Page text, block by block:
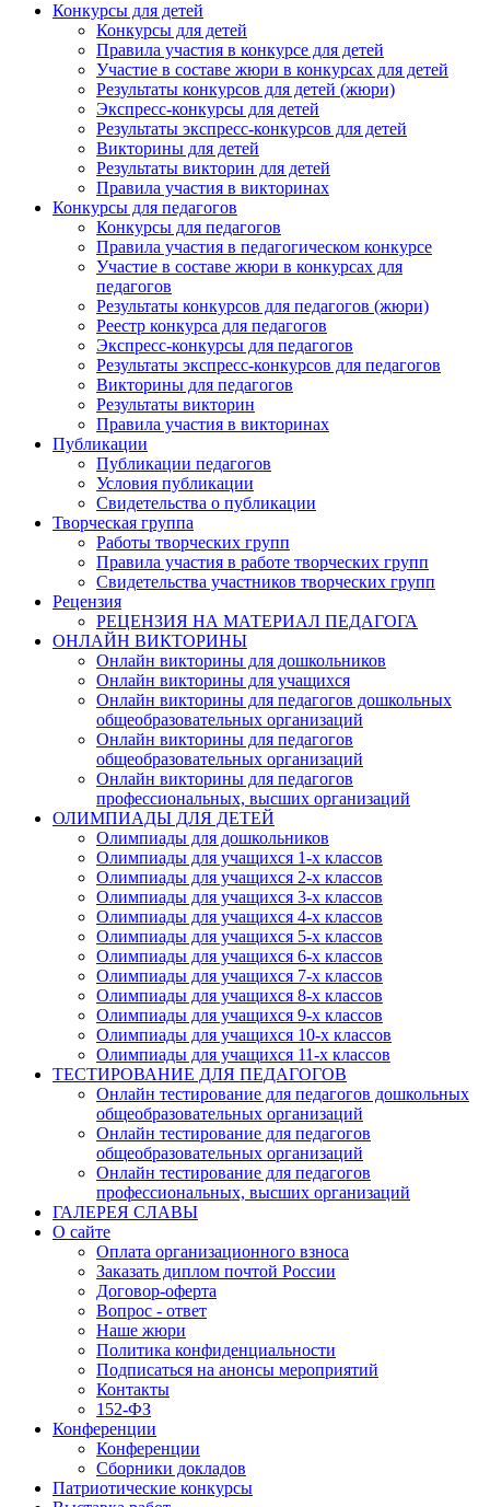
Конкурсы для детей
Конкурсы для детей
Правила участия в конкурсе для детей
Участие в составе жюри в конкурсах для детей
Результаты конкурсов для детей (жюри)
Экспресс-конкурсы для детей
Результаты экспресс-конкурсов для детей
Викторины для детей
Результаты викторин для детей
Правила участия в викторинах
Конкурсы для педагогов
Конкурсы для педагогов
Правила участия в педагогическом конкурсе
Участие в составе жюри в конкурсах для
педагогов
Результаты конкурсов для педагогов (жюри)
Реестр конкурса для педагогов
Экспресс-конкурсы для педагогов
Результаты экспресс-конкурсов для педагогов
Викторины для педагогов
Результаты викторин
Правила участия в викторинах
Публикации
Публикации педагогов
Условия публикации
Свидетельства о публикации
Творческая группа
Работы творческих групп
Правила участия в работе творческих групп
Свидетельства участников творческих групп
Рецензия
РЕЦЕНЗИЯ НА МАТЕРИАЛ ПЕДАГОГА
ОНЛАЙН ВИКТОРИНЫ
Онлайн викторины для дошкольников
Онлайн викторины для учащихся
Онлайн викторины для педагогов дошкольных
общеобразовательных организаций
Онлайн викторины для педагогов
общеобразовательных организаций
Онлайн викторины для педагогов
профессиональных, высших организаций
ОЛИМПИАДЫ ДЛЯ ДЕТЕЙ
Олимпиады для дошкольников
Олимпиады для учащихся 1-х классов
Олимпиады для учащихся 2-х классов
Олимпиады для учащихся 3-х классов
Олимпиады для учащихся 4-х классов
Олимпиады для учащихся 5-х классов
Олимпиады для учащихся 6-х классов
Олимпиады для учащихся 7-х классов
Олимпиады для учащихся 8-х классов
Олимпиады для учащихся 9-х классов
Олимпиады для учащихся 10-х классов
Олимпиады для учащихся 11-х классов
ТЕСТИРОВАНИЕ ДЛЯ ПЕДАГОГОВ
Онлайн тестирование для педагогов дошкольных
общеобразовательных организаций
Онлайн тестирование для педагогов
общеобразовательных организаций
Онлайн тестирование для педагогов
профессиональных, высших организаций
ГАЛЕРЕЯ СЛАВЫ
О сайте
Оплата организационного взноса
Заказать диплом почтой России
Договор-оферта
Вопрос - ответ
Наше жюри
Политика конфиденциальности
Подписаться на анонсы мероприятий
Контакты
152-ФЗ
Конференции
Конференции
Сборники докладов
Патриотические конкурсы